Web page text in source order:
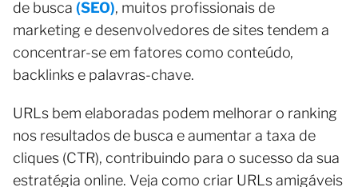
de busca (SEO), muitos profissionais de
marketing e desenvolvedores de sites tendem a
concentrar-se em fatores como conteúdo,
backlinks e palavras-chave.
URLs bem elaboradas podem melhorar o ranking
nos resultados de busca e aumentar a taxa de
cliques (CTR), contribuindo para o sucesso da sua
estratégia online. Veja como criar URLs amigáveis